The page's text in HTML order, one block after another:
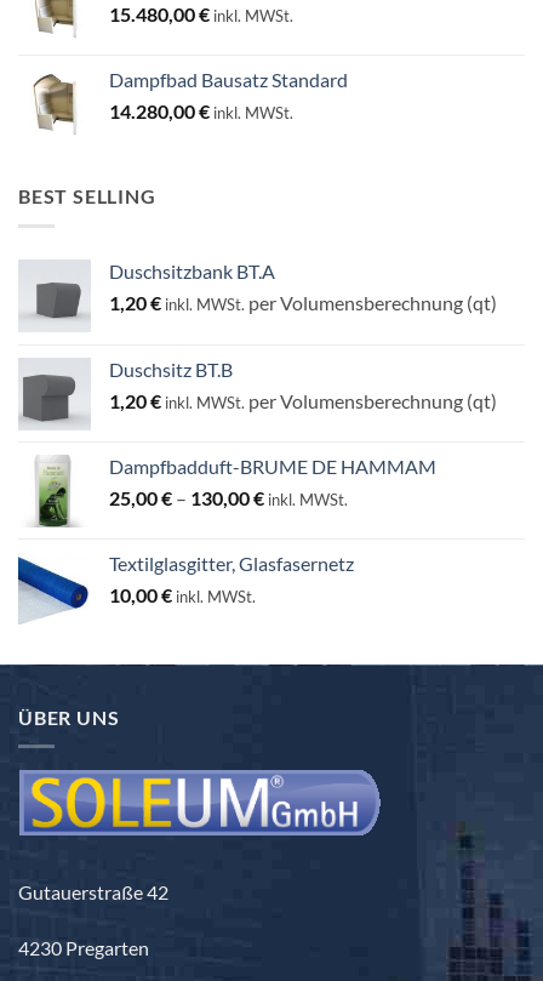
15.480,00€ inkl. MWSt.
Dampfbad Bausatz Standard
14.280,00€ inkl. MWSt.
BEST SELLING
Duschsitzbank BT.A
1,20€ inkl. MWSt. per Volumensberechnung (qt)
Duschsitz BT.B
1,20€ inkl. MWSt. per Volumensberechnung (qt)
Dampfbadduft-BRUME DE HAMMAM
25,00€ – 130,00€Preisspanne:
130,00 €
inkl. MWSt.
Textilglasgitter, Glasfasernetz
10,00€ inkl. MWSt.
ÜBER UNS
Gutauerstraße 42
4230 Pregarten